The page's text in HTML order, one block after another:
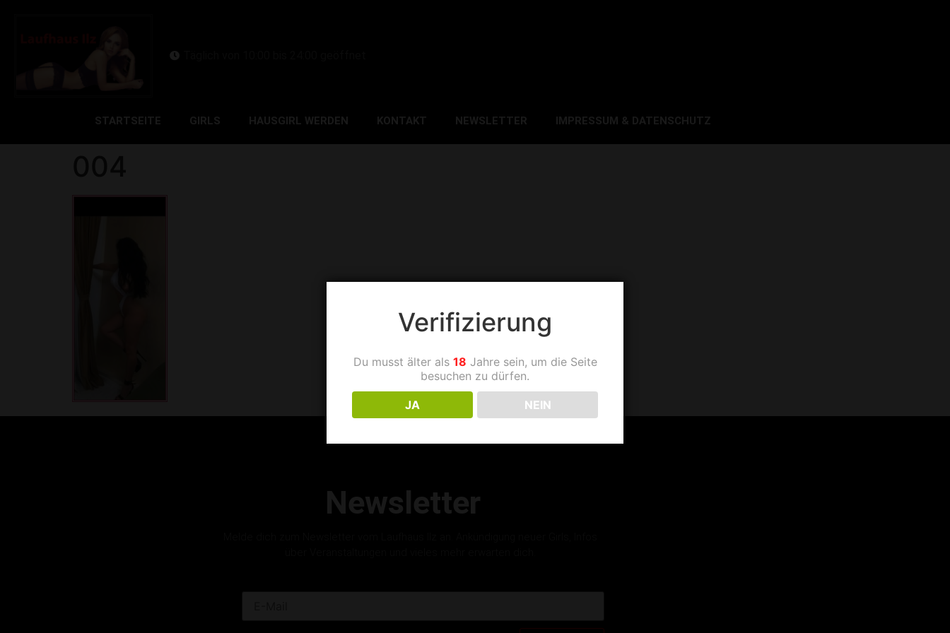
STARTSEITE GIRLS HAUSGIRL WERDEN KONTAKT NEWSLETTER IMPRESSUM & DATENSCHUTZ
Newsletter
Verifizierung
Du musst älter als 18 Jahre sein, um die Seite
besuchen zu dürfen.
JA NEIN